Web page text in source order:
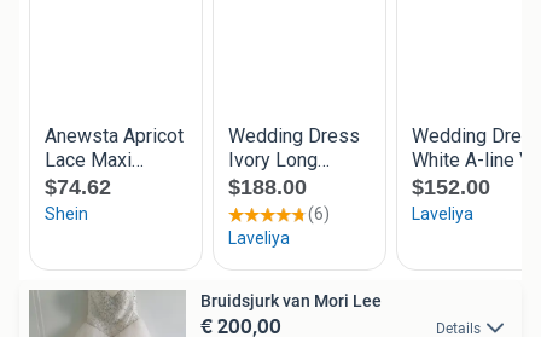
Bruidsjurk van Mori Lee
€ 200,00 Details